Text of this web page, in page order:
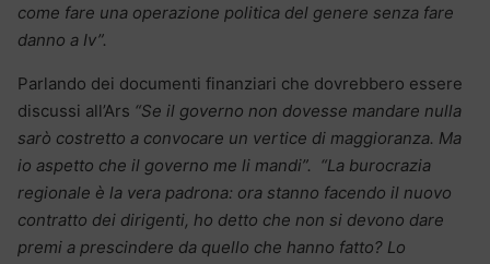
come fare una operazione politica del genere senza fare
danno a Iv”.
Parlando dei documenti finanziari che dovrebbero essere
discussi all’Ars “Se il governo non dovesse mandare nulla
sarò costretto a convocare un vertice di maggioranza. Ma
io aspetto che il governo me li mandi”. “La burocrazia
regionale è la vera padrona: ora stanno facendo il nuovo
contratto dei dirigenti, ho detto che non si devono dare
premi a prescindere da quello che hanno fatto? Lo